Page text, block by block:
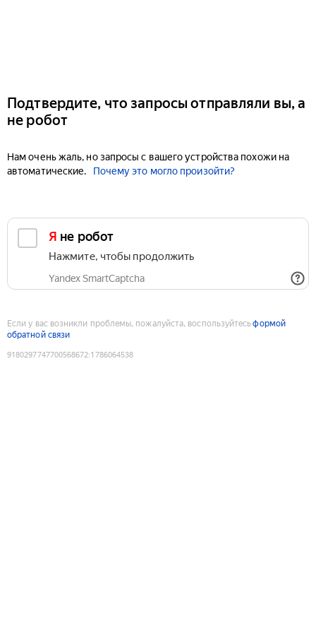
Подтвердите, что запросы отправляли вы, а
не робот
Нам очень жаль, но запросы с вашего устройства похожи на
автоматические.
Почему это могло произойти?
Я не робот
Нажмите, чтобы продолжить
Yandex SmartCaptcha
Если у вас возникли проблемы, пожалуйста, воспользуйтесьформой
обратной связи
9180297747700568672:1786064538